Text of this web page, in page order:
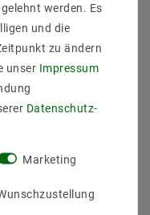
werden. Es
und die
zu ändern
unser Impressum
Daten­schutz­
Marketing